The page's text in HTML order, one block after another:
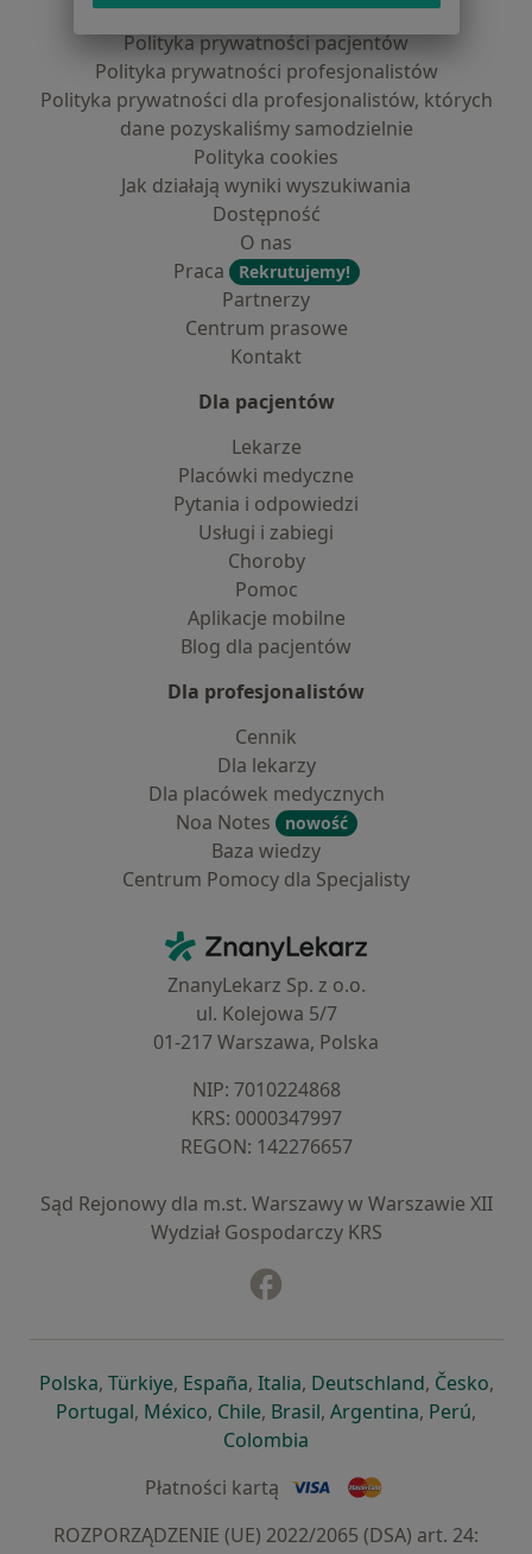
Regulamin
Polityka prywatności pacjentów
Polityka prywatności profesjonalistów
Polityka prywatności dla profesjonalistów, których
dane pozyskaliśmy samodzielnie
Polityka cookies
Jak działają wyniki wyszukiwania
Dostępność
O nas
Praca
Rekrutujemy!
Partnerzy
Centrum prasowe
Kontakt
Dla pacjentów
Lekarze
Placówki medyczne
Pytania i odpowiedzi
Usługi i zabiegi
Choroby
Pomoc
Aplikacje mobilne
Blog dla pacjentów
Dla profesjonalistów
Cennik
Dla lekarzy
Dla placówek medycznych
Noa Notes
nowość
Baza wiedzy
Centrum Pomocy dla Specjalisty
ZnanyLekarz - Strona główna
ZnanyLekarz Sp. z o.o.
ul. Kolejowa 5/7
01-217 Warszawa, Polska
NIP: ⁠7010224868
KRS: ⁠0000347997
REGON: ⁠142276657
Sąd Rejonowy dla m.st. Warszawy w Warszawie XII
Wydział Gospodarczy KRS
Polskaotwiera się w nowej karcie
, Türkiyeotwiera się w nowej karcie
, Españaotwiera się w nowej karcie
, Italiaotwiera się w nowej
, Deutschlandotwiera się
, Česko,
Portugalotwiera się w nowej karcie
, Méxicootwiera się w nowej karcie
, Chileotwiera się w nowej karcie
, Brasilotwiera się w nowej
, Argentinaotwiera się
, Perú,
Colombia
Płatności kartą
ROZPORZĄDZENIE (UE) 2022/2065 (DSA) art. 24: